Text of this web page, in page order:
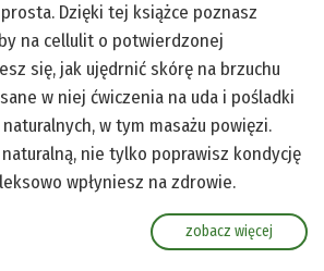
Dzięki tej książce poznasz
na cellulit o potwierdzonej
się, jak ujędrnić skórę na brzuchu
w niej ćwiczenia na uda i pośladki
w tym masażu powięzi.
nie tylko poprawisz kondycję
wpłyniesz na zdrowie.
zobacz więcej